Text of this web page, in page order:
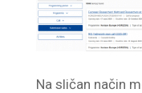
Na sličan način